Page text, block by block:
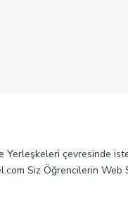
Yerleşkeleri çevresinde
Siz Öğrencilerin Web